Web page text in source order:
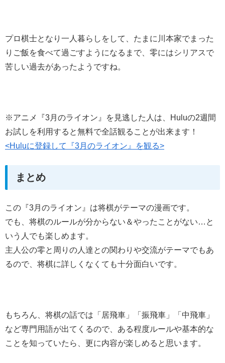
プロ棋士となり一人暮らしをして、たまに川本家でまった
りご飯を食べて過ごすようになるまで、零にはシリアスで
苦しい過去があったようですね。
※アニメ『3月のライオン』を見逃した人は、Huluの2週間
お試しを利用すると無料で全話観ることが出来ます！
<Huluに登録して『3月のライオン』を観る>
まとめ
この『3月のライオン』は将棋がテーマの漫画です。
でも、将棋のルールが分からない＆やったことがない…と
いう人でも楽しめます。
主人公の零と周りの人達との関わりや交流がテーマでもあ
るので、将棋に詳しくなくても十分面白いです。
もちろん、将棋の話では「居飛車」「振飛車」「中飛車」
など専門用語が出てくるので、ある程度ルールや基本的な
ことを知っていたら、更に内容が楽しめると思います。